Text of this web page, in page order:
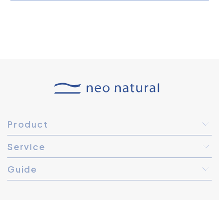
Product
Service
Guide